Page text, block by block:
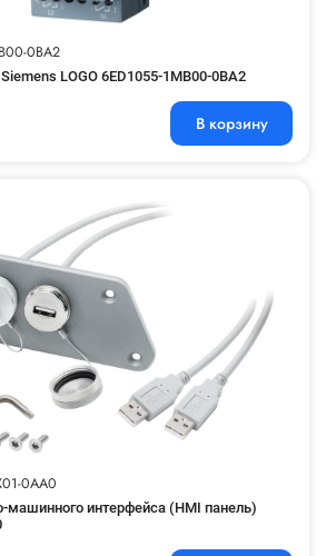
0BA2
LOGO 6ED1055-1MB00-0BA2
В корзину
0AA0
машинного интерфейса (HMI панель)